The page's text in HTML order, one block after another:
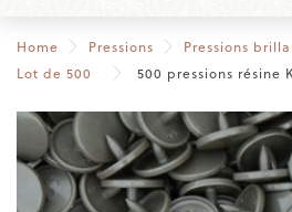
Home Pressions
Pressions
Lot de 500
500 pressions résine